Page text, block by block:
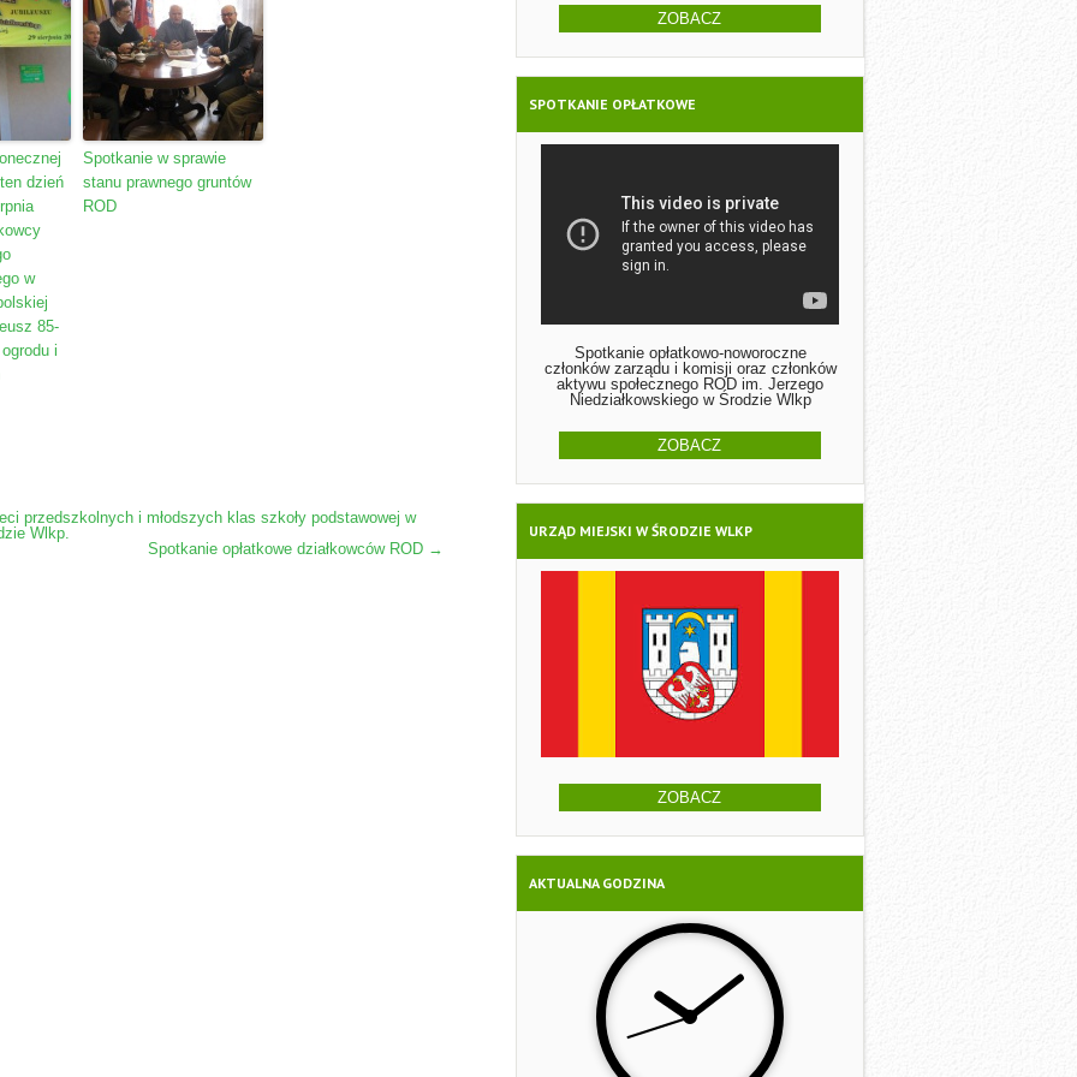
dzień
w
85-
i
Spotkanie w sprawie
stanu prawnego gruntów
ROD
przedszkolnych i młodszych klas szkoły podstawowej w
Wlkp.
Spotkanie opłatkowe działkowców ROD →
ZOBACZ
SPOTKANIE OPŁATKOWE
Spotkanie opłatkowo-noworoczne
członków zarządu i komisji oraz członków
aktywu społecznego ROD im. Jerzego
Niedziałkowskiego w Środzie Wlkp
ZOBACZ
URZĄD MIEJSKI W ŚRODZIE WLKP
ZOBACZ
AKTUALNA GODZINA